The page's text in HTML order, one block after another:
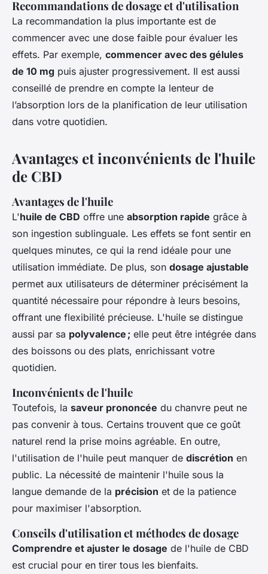
Recommandations de dosage et d'utilisation
La recommandation la plus importante est de
commencer avec une dose faible pour évaluer les
effets. Par exemple, commencer avec des gélules
de 10 mg puis ajuster progressivement. Il est aussi
conseillé de prendre en compte la lenteur de
l’absorption lors de la planification de leur utilisation
dans votre quotidien.
Avantages et inconvénients de l'huile
de CBD
Avantages de l'huile
L'huile de CBD offre une absorption rapide grâce à
son ingestion sublinguale. Les effets se font sentir en
quelques minutes, ce qui la rend idéale pour une
utilisation immédiate. De plus, son dosage ajustable
permet aux utilisateurs de déterminer précisément la
quantité nécessaire pour répondre à leurs besoins,
offrant une flexibilité précieuse. L'huile se distingue
aussi par sa polyvalence ; elle peut être intégrée dans
des boissons ou des plats, enrichissant votre
quotidien.
Inconvénients de l'huile
Toutefois, la saveur prononcée du chanvre peut ne
pas convenir à tous. Certains trouvent que ce goût
naturel rend la prise moins agréable. En outre,
l'utilisation de l'huile peut manquer de discrétion en
public. La nécessité de maintenir l'huile sous la
langue demande de la précision et de la patience
pour maximiser l'absorption.
Conseils d'utilisation et méthodes de dosage
Comprendre et ajuster le dosage de l'huile de CBD
est crucial pour en tirer tous les bienfaits.